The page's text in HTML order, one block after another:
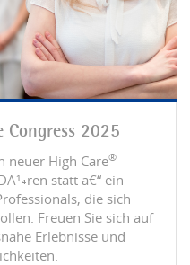
Congress 2025
neuer High Care®
statt â€“ ein
die sich
Freuen Sie sich auf
Erlebnisse und